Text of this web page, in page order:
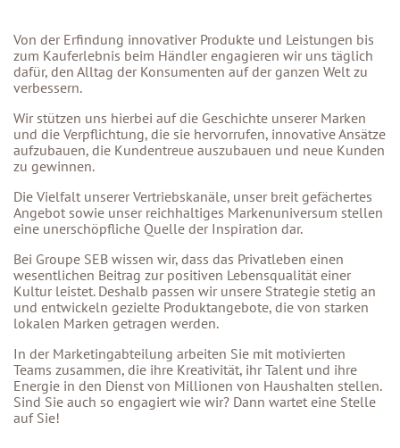
Von der Erfindung innovativer Produkte und Leistungen bis
zum Kauferlebnis beim Händler engagieren wir uns täglich
dafür, den Alltag der Konsumenten auf der ganzen Welt zu
verbessern.
Wir stützen uns hierbei auf die Geschichte unserer Marken
und die Verpflichtung, die sie hervorrufen, innovative Ansätze
aufzubauen, die Kundentreue auszubauen und neue Kunden
zu gewinnen.
Die Vielfalt unserer Vertriebskanäle, unser breit gefächertes
Angebot sowie unser reichhaltiges Markenuniversum stellen
eine unerschöpfliche Quelle der Inspiration dar.
Bei Groupe SEB wissen wir, dass das Privatleben einen
wesentlichen Beitrag zur positiven Lebensqualität einer
Kultur leistet. Deshalb passen wir unsere Strategie stetig an
und entwickeln gezielte Produktangebote, die von starken
lokalen Marken getragen werden.
In der Marketingabteilung arbeiten Sie mit motivierten
Teams zusammen, die ihre Kreativität, ihr Talent und ihre
Energie in den Dienst von Millionen von Haushalten stellen.
Sind Sie auch so engagiert wie wir? Dann wartet eine Stelle
auf Sie!